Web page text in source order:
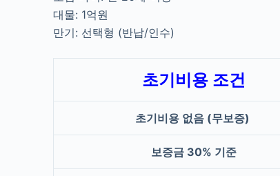
대물: 1억원
만기: 선택형 (반납/인수)
초기비용 조건
초기비용 없음 (무보증)
보증금 30% 기준